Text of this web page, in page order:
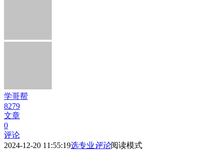
学哥帮
8279
文章
0
评论
2024-12-20 11:55:19选专业评论阅读模式